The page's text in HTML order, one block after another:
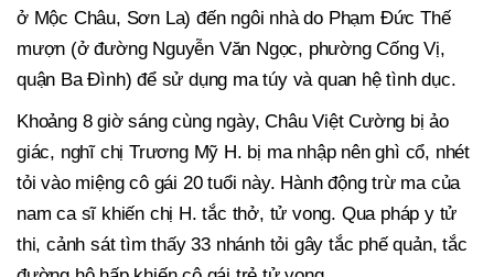
ở Mộc Châu, Sơn La) đến ngôi nhà do Phạm Đức Thế
mượn (ở đường Nguyễn Văn Ngọc, phường Cống Vị,
quận Ba Đình) để sử dụng ma túy và quan hệ tình dục.
Khoảng 8 giờ sáng cùng ngày, Châu Việt Cường bị ảo
giác, nghĩ chị Trương Mỹ H. bị ma nhập nên ghì cổ, nhét
tỏi vào miệng cô gái 20 tuổi này. Hành động trừ ma của
nam ca sĩ khiến chị H. tắc thở, tử vong. Qua pháp y tử
thi, cảnh sát tìm thấy 33 nhánh tỏi gây tắc phế quản, tắc